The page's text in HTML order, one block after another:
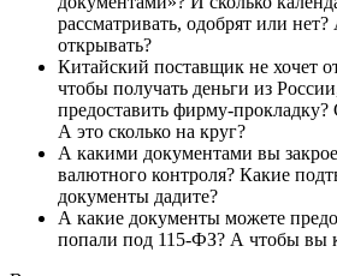
рассматривать, одобрят или
открывать?
Китайский поставщик не хочет
чтобы получать деньги из
предоставить фирму-
А это сколько на круг?
А какими документами вы
валютного контроля? Какие
документы дадите?
А какие документы можете
попали под 115-ФЗ? А чтобы вы